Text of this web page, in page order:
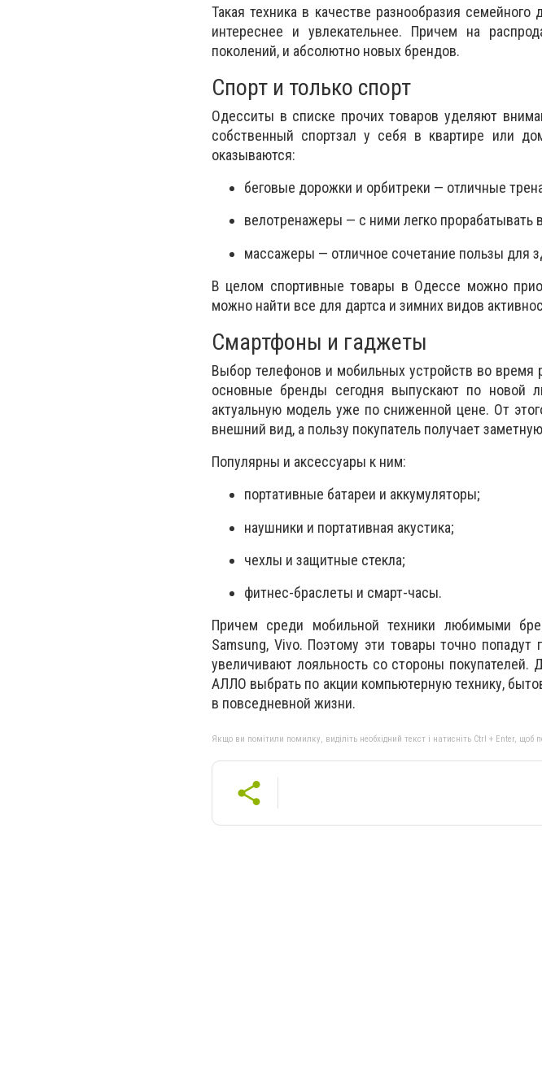
Такая техника в качестве разнообразия
интереснее и увлекательнее. Причем на
поколений, и абсолютно новых брендов.
Спорт и только спорт
Одесситы в списке прочих товаров уделяют
собственный спортзал у себя в квартире или
оказываются:
беговые дорожки и орбитреки — отличные
велотренажеры — с ними легко прорабатывать
массажеры — отличное сочетание пользы для
В целом спортивные товары в Одессе можно
можно найти все для дартса и зимних видов
Смартфоны и гаджеты
Выбор телефонов и мобильных устройств во время
основные бренды сегодня выпускают по новой
актуальную модель уже по сниженной цене. От
внешний вид, а пользу покупатель получает
Популярны и аксессуары к ним:
портативные батареи и аккумуляторы;
наушники и портативная акустика;
чехлы и защитные стекла;
фитнес-браслеты и смарт-часы.
Причем среди мобильной техники любимыми
Samsung, Vivo. Поэтому эти товары точно
увеличивают лояльность со стороны покупателей.
АЛЛО выбрать по акции компьютерную технику,
в повседневной жизни.
Якщо ви помітили помилку, виділіть необхідний текст і натисніть Ctrl + Enter, щоб